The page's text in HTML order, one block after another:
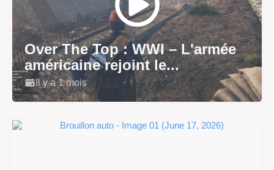
Over The Top : WWI – L'armée
américaine rejoint le...
Il y a 1 mois